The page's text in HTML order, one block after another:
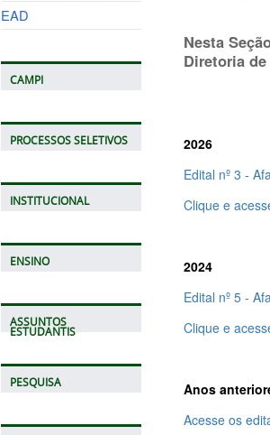
EAD
CAMPI
PROCESSOS SELETIVOS
INSTITUCIONAL
ENSINO
ASSUNTOS
ESTUDANTIS
PESQUISA
Nesta
Diretoria
2026
Edital nº 3 -
Clique e
2024
Edital nº 5 -
Clique e
Anos
Acesse os